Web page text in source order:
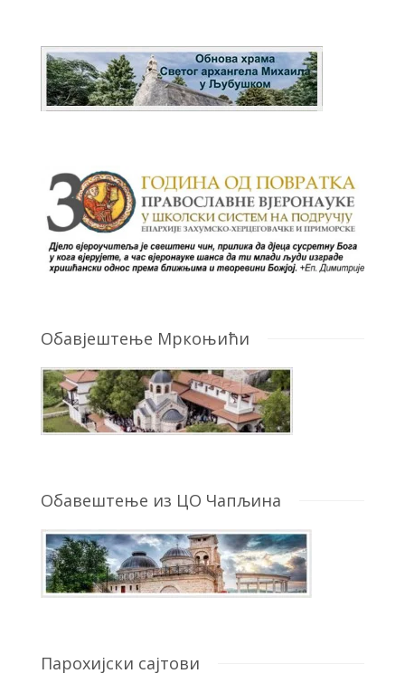
Обавјештење Мркоњићи
Обавештење из ЦО Чапљина
Парохијски сајтови